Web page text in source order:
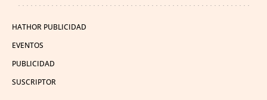
HATHOR PUBLICIDAD
EVENTOS
PUBLICIDAD
SUSCRIPTOR